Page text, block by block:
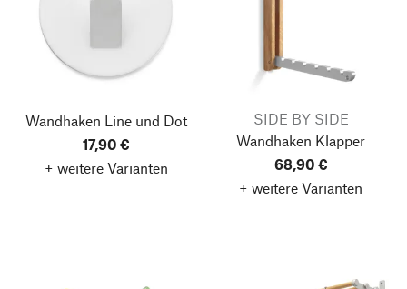
Wandhaken Line und Dot
17,90 €
+ weitere Varianten
SIDE BY SIDE
Wandhaken Klapper
68,90 €
+ weitere Varianten